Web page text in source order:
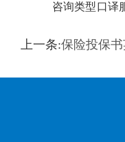
咨询类型口译
训翻
上一条:保险投保